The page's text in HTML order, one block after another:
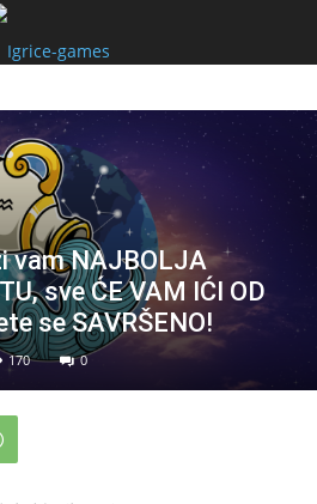
vam NAJBOLJA
sve ĆE VAM IĆI OD
se SAVRŠENO!
170 0